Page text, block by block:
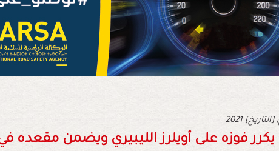
يكرر فوزه على أويلرز الليبيري ويضمن مقعده